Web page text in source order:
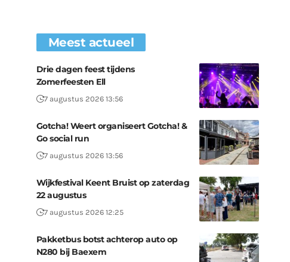
Meest actueel
Drie dagen feest tijdens
Zomerfeesten Ell
7 augustus 2026 13:56
Gotcha! Weert organiseert Gotcha! &
Go social run
7 augustus 2026 13:56
Wijkfestival Keent Bruist op zaterdag
22 augustus
7 augustus 2026 12:25
Pakketbus botst achterop auto op
N280 bij Baexem